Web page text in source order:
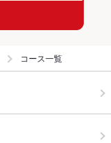
コース一覧